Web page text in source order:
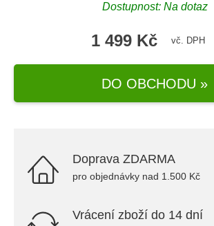
Dostupnost: Na dotaz
1 499 Kč vč. DPH
DO OBCHODU »
Doprava ZDARMA
pro objednávky nad 1.500 Kč
Vrácení zboží do 14 dní